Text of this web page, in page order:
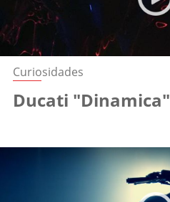
Curiosidades
Ducati "Dinamica"